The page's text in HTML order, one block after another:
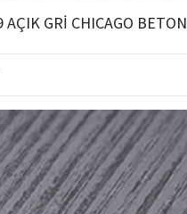
AÇIK GRİ CHICAGO BETON